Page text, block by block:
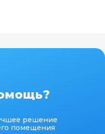
решение
помещения